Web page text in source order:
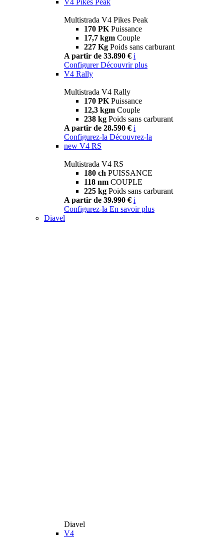
Multistrada V4 Pikes Peak
170 PK Puissance
17,7 kgm Couple
227 Kg Poids sans carburant
A partir de 33.890 € i
Configurer Découvrir plus
V4 Rally
Multistrada V4 Rally
170 PK Puissance
12,3 kgm Couple
238 kg Poids sans carburant
A partir de 28.590 € i
Configurez-la Découvrez-la
new V4 RS
Multistrada V4 RS
180 ch PUISSANCE
118 nm COUPLE
225 kg Poids sans carburant
A partir de 39.990 € i
Configurez-la En savoir plus
Diavel
Diavel
V4